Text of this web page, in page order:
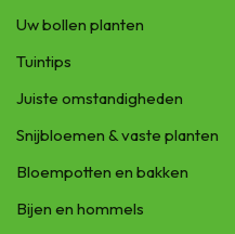
Uw bollen planten
Tuintips
Juiste omstandigheden
Snijbloemen & vaste planten
Bloempotten en bakken
Bijen en hommels